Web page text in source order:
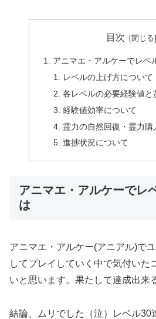
目次
アニマエ・アルケーでレベ
レベルの上げ方について
各レベルの必要経験値と
経験値効率について
霊力の自然回復・霊力購
進捗状況について
アニマエ・アルケーでレ
は
アニマエ・アルケー(アニアル)で
してプレイしていく中で気付いた
いと思います。果たして達成出来
結論、ムリでした（泣）レベル30